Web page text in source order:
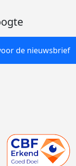
de nieuwsbrief